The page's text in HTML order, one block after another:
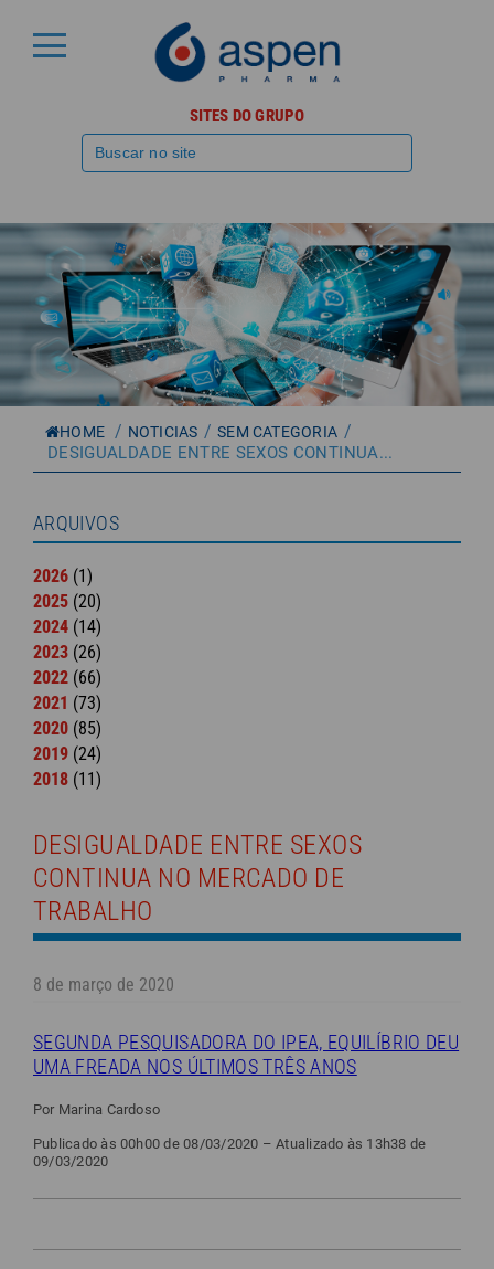
SITES DO GRUPO
HOME / NOTICIAS / SEM CATEGORIA /
DESIGUALDADE ENTRE SEXOS CONTINUA...
DESIGUALDADE ENTRE SEXOS
CONTINUA NO MERCADO DE
TRABALHO
8 de março de 2020
SEGUNDA PESQUISADORA DO IPEA, EQUILÍBRIO DEU
UMA FREADA NOS ÚLTIMOS TRÊS ANOS
Por Marina Cardoso
Publicado às 00h00 de 08/03/2020 – Atualizado às 13h38 de
09/03/2020
ARQUIVOS
2026 (1)
2025 (20)
2024 (14)
2023 (26)
2022 (66)
2021 (73)
2020 (85)
2019 (24)
2018 (11)